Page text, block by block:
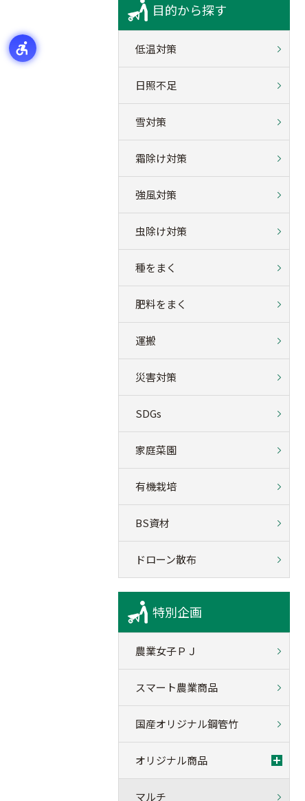
目的から探す
低温対策
日照不足
雪対策
霜除け対策
強風対策
虫除け対策
種をまく
肥料をまく
運搬
災害対策
SDGs
家庭菜園
有機栽培
BS資材
ドローン散布
特別企画
農業女子ＰＪ
スマート農業商品
国産オリジナル鋼管竹
オリジナル商品
マルチ